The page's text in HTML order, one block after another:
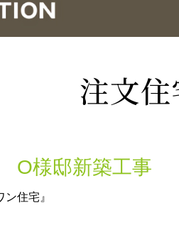
注文
O様邸新築工事
住宅』